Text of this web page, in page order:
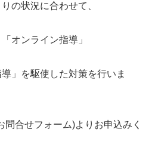
の状況に合わせて、
ライン指導」
駆使した対策を行いま
合せフォーム)よりお申込みく